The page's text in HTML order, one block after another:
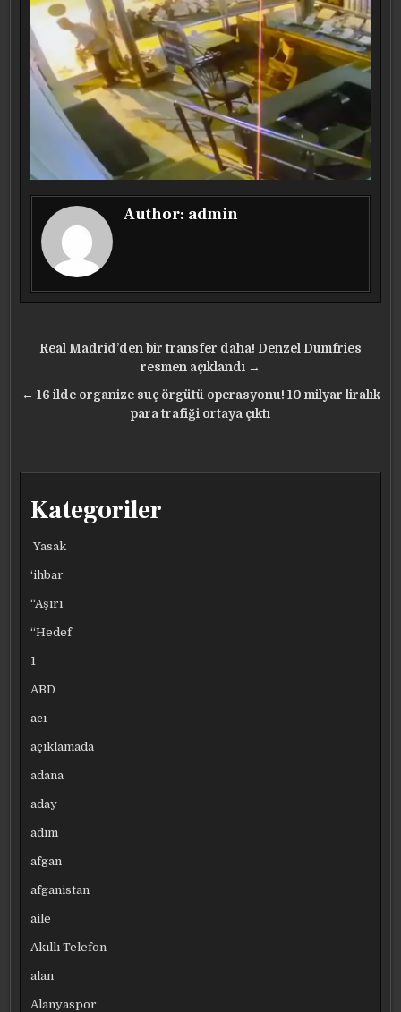
Author: admin
Yazı
Real Madrid’den bir transfer daha! Denzel Dumfries
resmen açıklandı →
← 16 ilde organize suç örgütü operasyonu! 10 milyar liralık
para trafiği ortaya çıktı
Kategoriler
Yasak
‘ihbar
“Aşırı
“Hedef
1
ABD
acı
açıklamada
adana
aday
adım
afgan
afganistan
aile
Akıllı Telefon
alan
Alanyaspor